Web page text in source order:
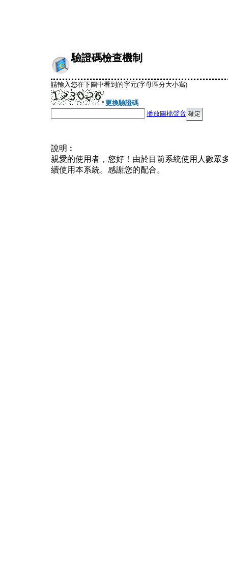
驗證碼檢查機制
請輸入您在下圖中看到的字元(字母區分大小寫)
更換驗證碼
播放圖檔聲音
說明︰
親愛的使用者，您好！由於目前系統使用人數眾
續使用本系統。感謝您的配合。